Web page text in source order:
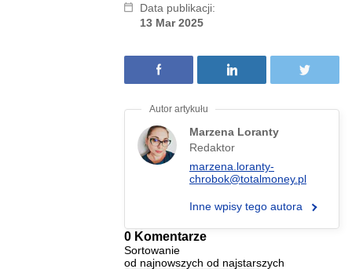
Data publikacji:
13 Mar 2025
Marzena Loranty
Redaktor
marzena.loranty-
chrobok@totalmoney.pl
Inne wpisy tego autora
0 Komentarze
Sortowanie
od najnowszych od najstarszych